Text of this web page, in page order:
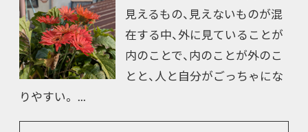
見えるもの、見えないものが混
在する中、外に見ていることが
内のことで、内のことが外のこ
とと、人と自分がごっちゃにな
りやすい。 ...